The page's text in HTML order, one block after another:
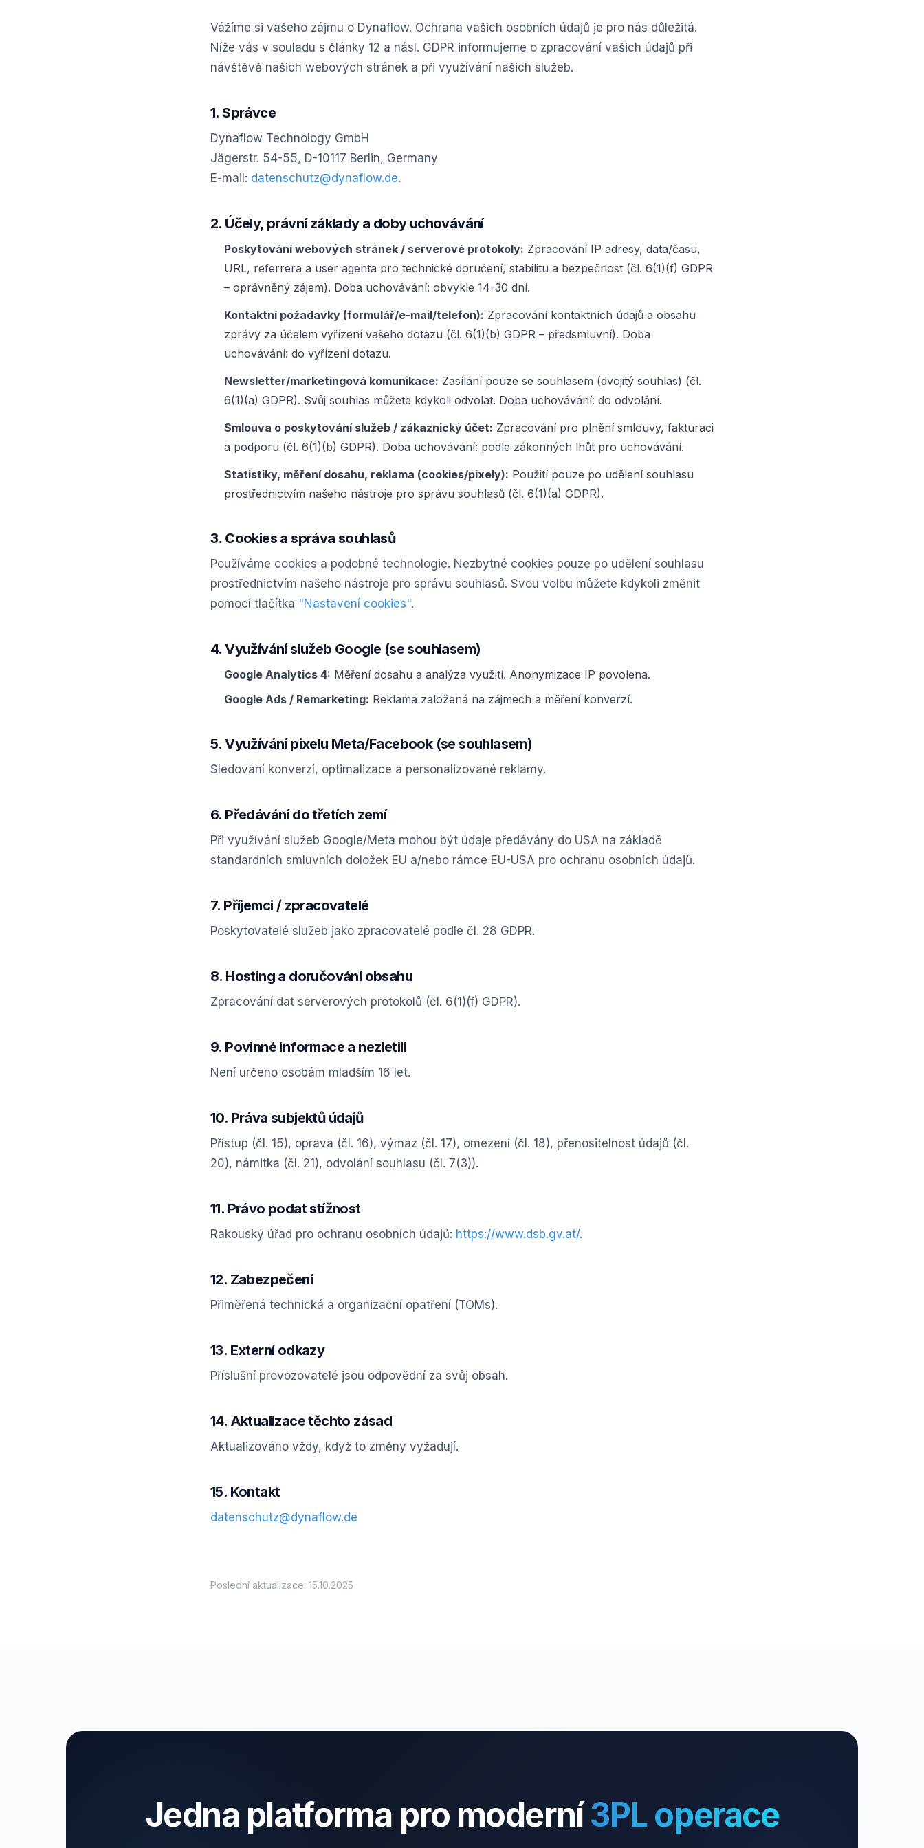
Vážíme si vašeho zájmu o Dynaflow. Ochrana vašich osobních údajů je pro nás důležitá.
Níže vás v souladu s články 12 a násl. GDPR informujeme o zpracování vašich údajů při
návštěvě našich webových stránek a při využívání našich služeb.
1. Správce
Dynaflow Technology GmbH
Jägerstr. 54-55, D-10117 Berlin, Germany
E-mail: datenschutz@dynaflow.de.
2. Účely, právní základy a doby uchovávání
Poskytování webových stránek / serverové protokoly: Zpracování IP adresy, data/času,
URL, referrera a user agenta pro technické doručení, stabilitu a bezpečnost (čl. 6(1)(f) GDPR
– oprávněný zájem). Doba uchovávání: obvykle 14-30 dní.
Kontaktní požadavky (formulář/e-mail/telefon): Zpracování kontaktních údajů a obsahu
zprávy za účelem vyřízení vašeho dotazu (čl. 6(1)(b) GDPR – předsmluvní). Doba
uchovávání: do vyřízení dotazu.
Newsletter/marketingová komunikace: Zasílání pouze se souhlasem (dvojitý souhlas) (čl.
6(1)(a) GDPR). Svůj souhlas můžete kdykoli odvolat. Doba uchovávání: do odvolání.
Smlouva o poskytování služeb / zákaznický účet: Zpracování pro plnění smlouvy, fakturaci
a podporu (čl. 6(1)(b) GDPR). Doba uchovávání: podle zákonných lhůt pro uchovávání.
Statistiky, měření dosahu, reklama (cookies/pixely): Použití pouze po udělení souhlasu
prostřednictvím našeho nástroje pro správu souhlasů (čl. 6(1)(a) GDPR).
3. Cookies a správa souhlasů
Používáme cookies a podobné technologie. Nezbytné cookies pouze po udělení souhlasu
prostřednictvím našeho nástroje pro správu souhlasů. Svou volbu můžete kdykoli změnit
pomocí tlačítka "Nastavení cookies".
4. Využívání služeb Google (se souhlasem)
Google Analytics 4: Měření dosahu a analýza využití. Anonymizace IP povolena.
Google Ads / Remarketing: Reklama založená na zájmech a měření konverzí.
5. Využívání pixelu Meta/Facebook (se souhlasem)
Sledování konverzí, optimalizace a personalizované reklamy.
6. Předávání do třetích zemí
Při využívání služeb Google/Meta mohou být údaje předávány do USA na základě
standardních smluvních doložek EU a/nebo rámce EU-USA pro ochranu osobních údajů.
7. Příjemci / zpracovatelé
Poskytovatelé služeb jako zpracovatelé podle čl. 28 GDPR.
8. Hosting a doručování obsahu
Zpracování dat serverových protokolů (čl. 6(1)(f) GDPR).
9. Povinné informace a nezletilí
Není určeno osobám mladším 16 let.
10. Práva subjektů údajů
Přístup (čl. 15), oprava (čl. 16), výmaz (čl. 17), omezení (čl. 18), přenositelnost údajů (čl.
20), námitka (čl. 21), odvolání souhlasu (čl. 7(3)).
11. Právo podat stížnost
Rakouský úřad pro ochranu osobních údajů: https://www.dsb.gv.at/.
12. Zabezpečení
Přiměřená technická a organizační opatření (TOMs).
13. Externí odkazy
Příslušní provozovatelé jsou odpovědní za svůj obsah.
14. Aktualizace těchto zásad
Aktualizováno vždy, když to změny vyžadují.
15. Kontakt
datenschutz@dynaflow.de
Poslední aktualizace: 15.10.2025
Jedna platforma pro moderní3PL operace